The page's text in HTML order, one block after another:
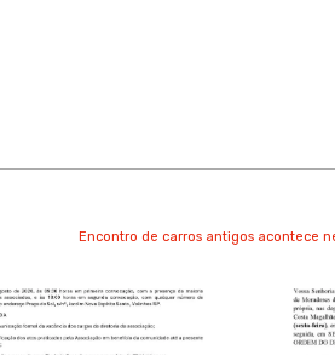
Encontro de carros antigos acontece